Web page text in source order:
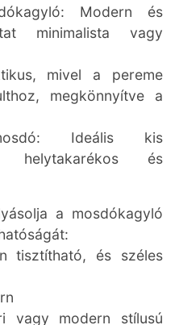
Modern és
minimalista vagy
mivel a pereme
megkönnyítve a
Ideális kis
helytakarékos és
a mosdókagyló
tisztítható, és széles
vagy modern stílusú